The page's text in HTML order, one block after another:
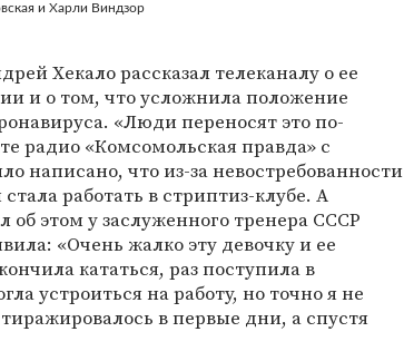
и Харли Виндзор
Хекало рассказал телеканалу о ее
и о том, что усложнила положение
«Люди переносят это по-
радио «Комсомольская правда» с
написано, что из-за невостребованности
работать в стриптиз-клубе. А
об этом у заслуженного тренера СССР
«Очень жалко эту девочку и ее
кататься, раз поступила в
устроиться на работу, но точно я не
в первые дни, а спустя